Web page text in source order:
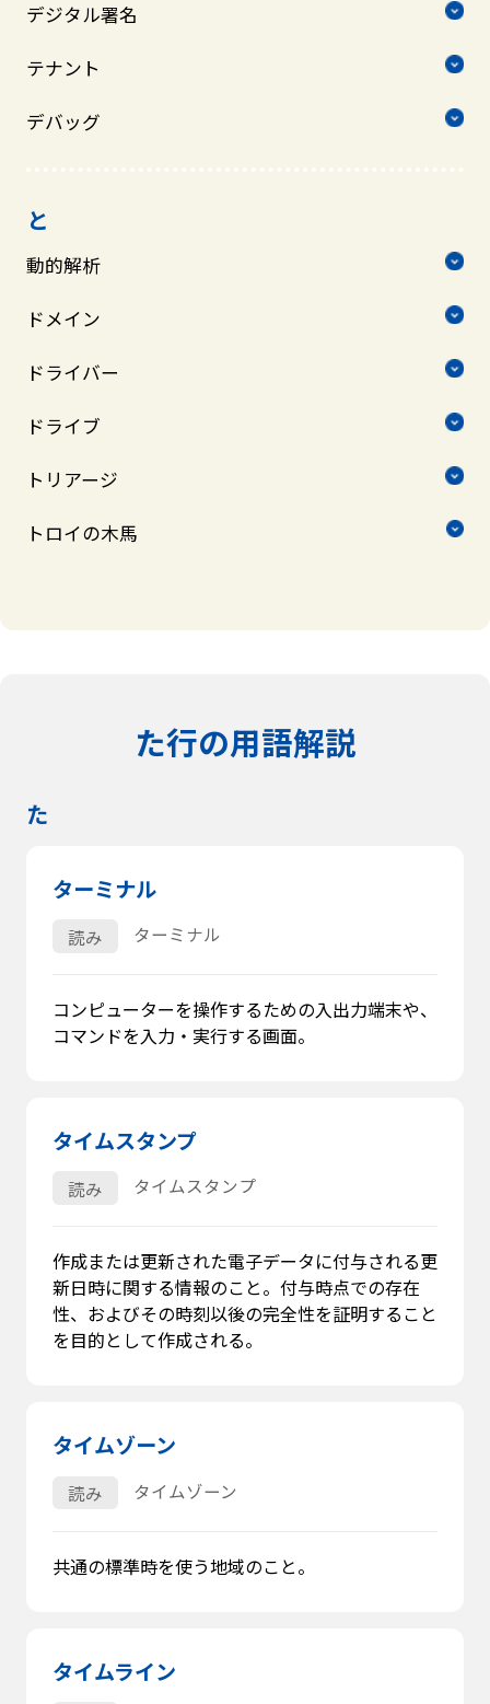
デジタル署名
テナント
デバッグ
と
動的解析
ドメイン
ドライバー
ドライブ
トリアージ
トロイの木馬
た行の用語解説
た
ターミナル
読み ターミナル
コンピューターを操作するための入出力端末や、
コマンドを入力・実行する画面。
タイムスタンプ
読み タイムスタンプ
作成または更新された電子データに付与される更
新日時に関する情報のこと。付与時点での存在
性、およびその時刻以後の完全性を証明すること
を目的として作成される。
タイムゾーン
読み タイムゾーン
共通の標準時を使う地域のこと。
タイムライン